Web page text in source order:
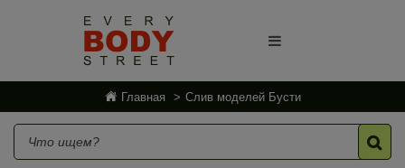
Главная Слив моделей Бусти